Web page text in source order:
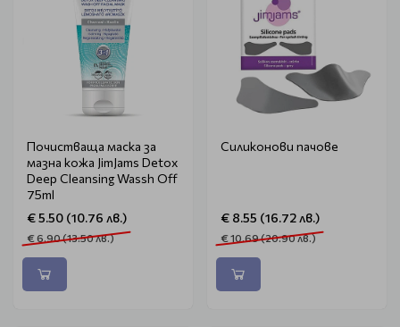
Почистваща маска за
мазна кожа JimJams Detox
Deep Cleansing Wassh Off
75ml
€ 5.50 (10.76 лв.)
€ 6.90 (13.50 лв.)
Силиконови пачове
€ 8.55 (16.72 лв.)
€ 10.69 (20.90 лв.)